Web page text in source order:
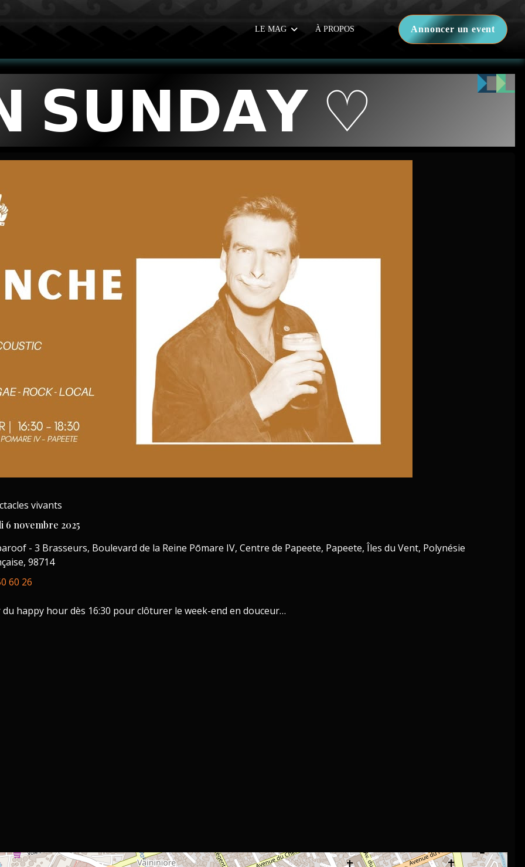
Annoncer un event
LE MAG À PROPOS
𝗦𝗨𝗡𝗗𝗔𝗬 ♡
vivants
6 novembre 2025
- 3 Brasseurs, Boulevard de la Reine Pōmare IV, Centre de Papeete, Papeete, Îles du Vent, Polynésie
98714
60 26
du happy hour dès 16:30 pour clôturer le week-end en douceur…